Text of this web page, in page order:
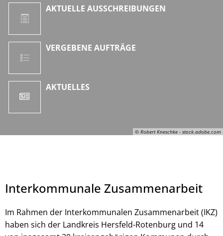
© Robert Kneschke - stock.adobe.com
AKTUELLE AUSSCHREIBUNGEN
VERGEBENE AUFTRÄGE
AKTUELLES
Interkommunale Zusammenarbeit
Im Rahmen der Interkommunalen Zusammenarbeit (IKZ)
haben sich der Landkreis Hersfeld-Rotenburg und 14